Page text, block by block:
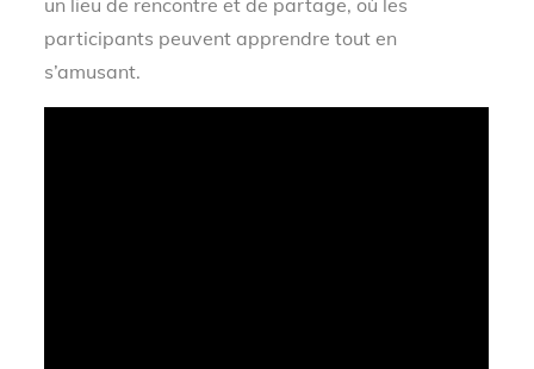
un lieu de rencontre et de partage, où les
participants peuvent apprendre tout en
s’amusant.